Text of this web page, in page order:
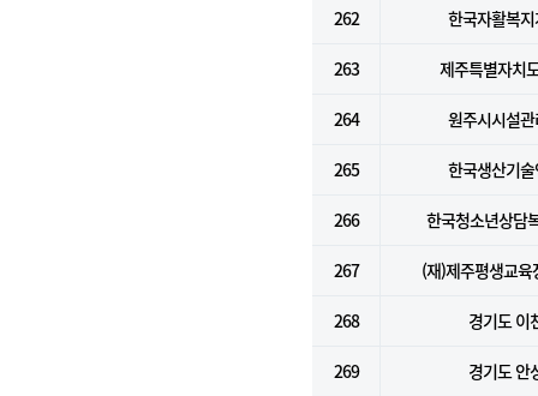
262 한국자활복
263 제주특별자치
264 원주시시설
265 한국생산기
266 한국청소년상담
267 (재)제주평생교육
268 경기도 이
269 경기도 안